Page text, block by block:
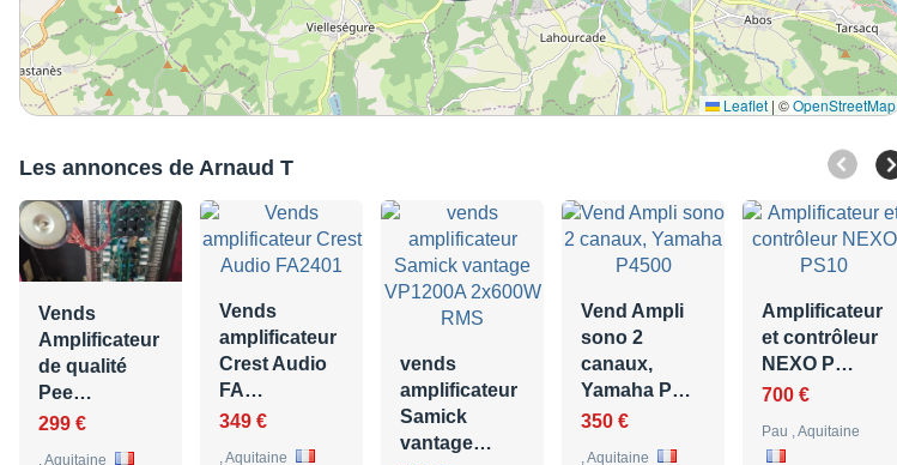
Leaflet | ©OpenStreetMap
Les annonces de Arnaud T
Vends
Amplificateur
de qualité
Pee…
299 €
, Aquitaine
Vends
amplificateur
Crest Audio
FA…
349 €
, Aquitaine
vends
amplificateur
Samick
vantage…
Vend Ampli
sono 2
canaux,
Yamaha P…
350 €
, Aquitaine
Amplificateur
et contrôleur
NEXO P…
700 €
Pau , Aquitaine